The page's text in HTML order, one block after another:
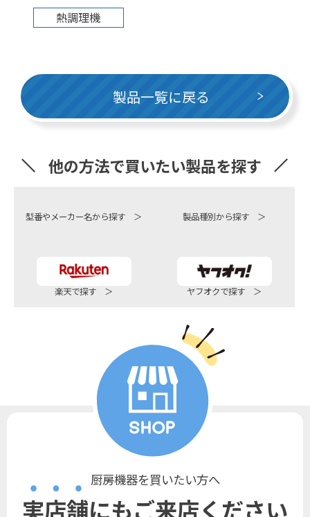
熱調理機
製品一覧に戻る
他の方法で買いたい製品を探す
型番やメーカー名から探す ＞ 製品種別から探す ＞
楽天で探す ＞ ヤフオクで探す ＞
厨房機器を買いたい方へ
実店舗にもご来店ください